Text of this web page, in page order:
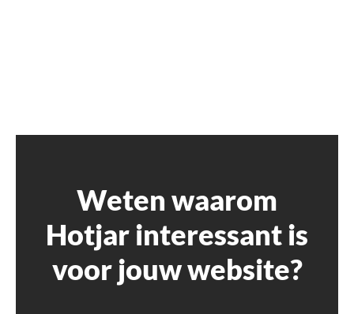
Weten waarom
Hotjar interessant is
voor jouw website?